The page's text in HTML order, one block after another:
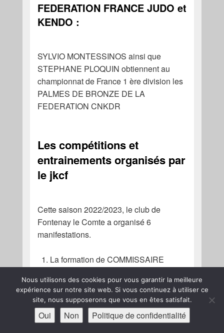
FEDERATION FRANCE JUDO et
KENDO :
SYLVIO MONTESSINOS ainsi que
STEPHANE PLOQUIN obtiennent au
championnat de France 1 ère division les
PALMES DE BRONZE DE LA
FEDERATION CNKDR
Les compétitions et
entrainements organisés par
le jkcf
Cette saison 2022/2023, le club de
Fontenay le Comte a organisé 6
manifestations.
La formation de COMMISSAIRE
02/10/22 de 9h à 12h
La formation de COMMISSAIRE
SPORTIF et D’ARBITRAGE de
KENDO et IAÏDO
Nous utilisons des cookies pour vous garantir la meilleure
expérience sur notre site web. Si vous continuez à utiliser ce
site, nous supposerons que vous en êtes satisfait.
Oui Non Politique de confidentialité